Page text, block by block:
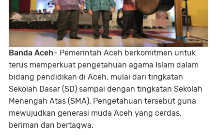
Banda Aceh– Pemerintah Aceh berkomitmen untuk
terus memperkuat pengetahuan agama Islam dalam
bidang pendidikan di Aceh, mulai dari tingkatan
Sekolah Dasar (SD) sampai dengan tingkatan Sekolah
Menengah Atas (SMA). Pengetahuan tersebut guna
mewujudkan generasi muda Aceh yang cerdas,
beriman dan bertaqwa.